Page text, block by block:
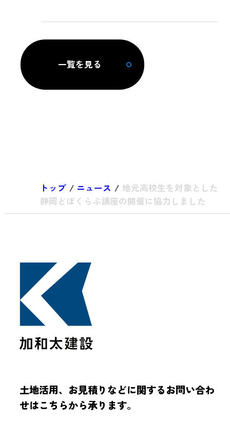
一覧を見る
トップ / ニュース / 地元高校生を対象とした
静岡どぼくらぶ講座の開催に協力しました
土地活用、お見積りなどに関するお問い合わ
せはこちらから承ります。